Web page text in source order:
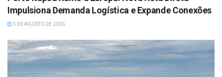
Impulsiona Demanda Logística e Expande Conexões
5 DE AGOSTO DE 2026